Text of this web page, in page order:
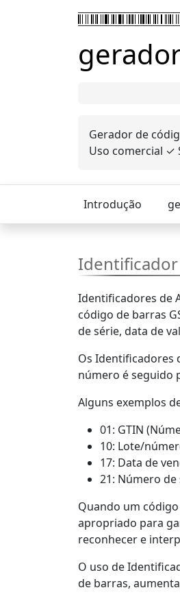
Gerador de
Uso comercial ✓
Introdução
Identificador
Identificadores de
código de barras
de série, data de
Os Identificadores
número é seguido
Alguns exemplos
01: GTIN
10: Lote/
17: Data de
21: Número de
Quando um
apropriado para
reconhecer e
O uso de
de barras,